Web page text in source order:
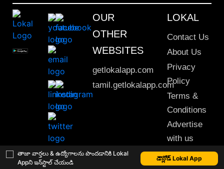
తాజా వార్తలు & ఉద్యోగాలను పొందడానికి Lokal
Appని ఇన్‌స్టాల్ చేయండి
డౌన్లోడ్ Lokal App
OUR
OTHER
WEBSITES
getlokalapp.com
tamil.getlokalapp.com
LOKAL
Contact Us
About Us
Privacy
Policy
Terms &
Conditions
Advertise
with us
Sitemap
This material may not be published, transmitted, rewritten or redistributed. © 2020 Lokal App. All rights reserved.